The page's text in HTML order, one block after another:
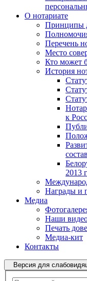
О нотариате
Принципы
Перечень
Место
Кто может
История
к
2013
Награды и
Медиа
Наши
Печать
Медиа-кит
Контакты
Версия для